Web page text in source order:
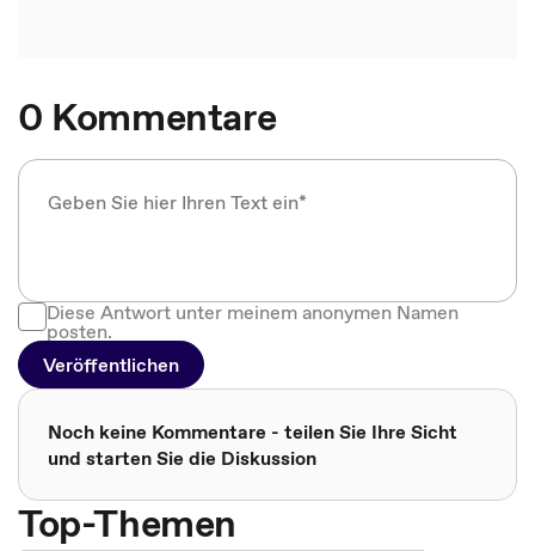
0 Kommentare
Diese Antwort unter meinem anonymen Namen
posten.
Veröffentlichen
Noch keine Kommentare - teilen Sie Ihre Sicht
und starten Sie die Diskussion
Top-Themen